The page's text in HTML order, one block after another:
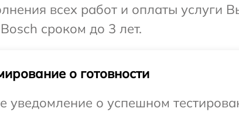
всех работ и оплаты услуги
сроком до 3 лет.
о готовности
уведомление о успешном